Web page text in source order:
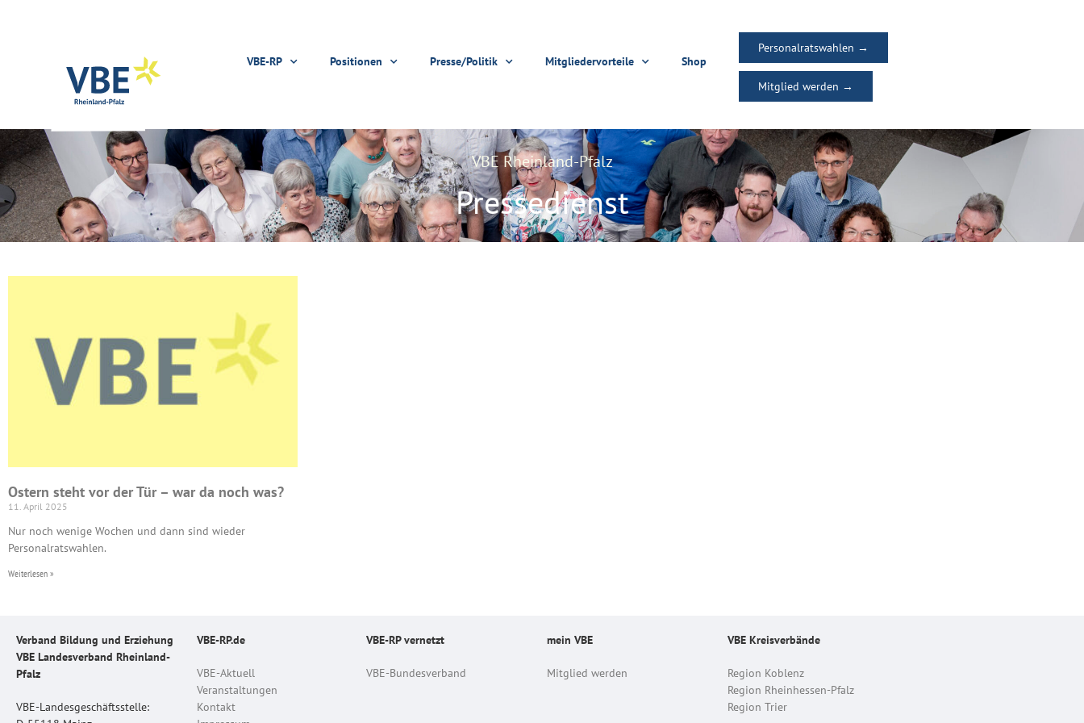
VBE-RP Positionen Presse/Politik Mitgliedervorteile Shop
Personalratswahlen →
Mitglied werden →
VBE Rheinland-Pfalz
Pressedienst
Ostern steht vor der Tür – war da noch was?
11. April 2025
Nur noch wenige Wochen und dann sind wieder
Personalratswahlen.
Weiterlesen »
Verband Bildung und Erziehung
VBE Landesverband Rheinland-
Pfalz
VBE-Landesgeschäftsstelle:
VBE-RP.de
VBE-Aktuell
Veranstaltungen
Kontakt
VBE-RP vernetzt
VBE-Bundesverband
mein VBE
Mitglied werden
VBE Kreisverbände
Region Koblenz
Region Rheinhessen-Pfalz
Region Trier